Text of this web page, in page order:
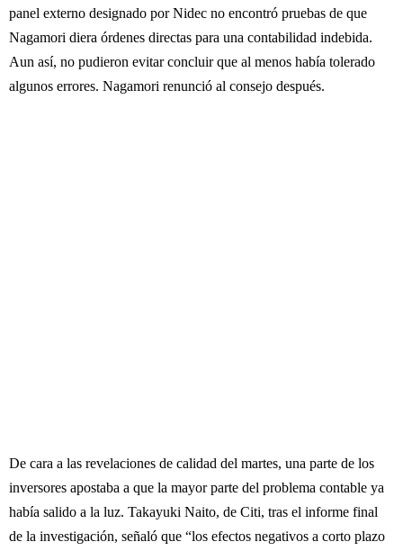
panel externo designado por Nidec no encontró pruebas de que
Nagamori diera órdenes directas para una contabilidad indebida.
Aun así, no pudieron evitar concluir que al menos había tolerado
algunos errores. Nagamori renunció al consejo después.
De cara a las revelaciones de calidad del martes, una parte de los
inversores apostaba a que la mayor parte del problema contable ya
había salido a la luz. Takayuki Naito, de Citi, tras el informe final
de la investigación, señaló que “los efectos negativos a corto plazo